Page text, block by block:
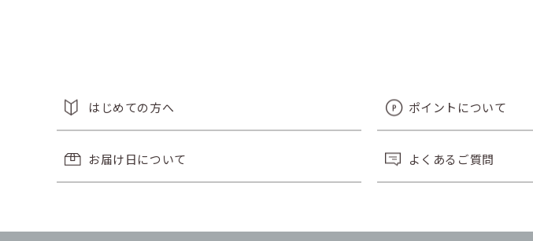
はじめての方へ ポイントについて
お届け日について よくあるご質問